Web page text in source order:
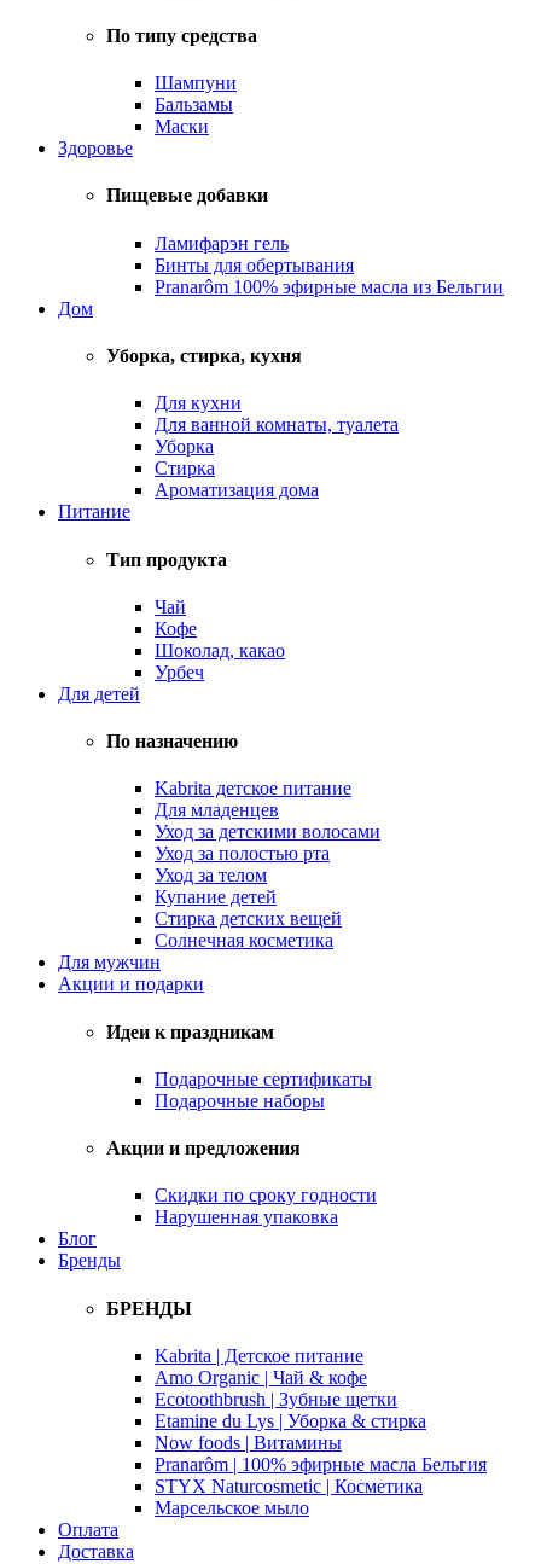
По типу средства
Шампуни
Бальзамы
Маски
Здоровье
Пищевые добавки
Ламифарэн гель
Бинты для обертывания
Pranarôm 100% эфирные масла из Бельгии
Дом
Уборка, стирка, кухня
Для кухни
Для ванной комнаты, туалета
Уборка
Стирка
Ароматизация дома
Питание
Тип продукта
Чай
Кофе
Шоколад, какао
Урбеч
Для детей
По назначению
Kabrita детское питание
Для младенцев
Уход за детскими волосами
Уход за полостью рта
Уход за телом
Купание детей
Стирка детских вещей
Солнечная косметика
Для мужчин
Акции и подарки
Идеи к праздникам
Подарочные сертификаты
Подарочные наборы
Акции и предложения
Скидки по сроку годности
Нарушенная упаковка
Блог
Бренды
БРЕНДЫ
Kabrita | Детское питание
Amo Organic | Чай & кофе
Ecotoothbrush | Зубные щетки
Etamine du Lys | Уборка & стирка
Now foods | Витамины
Pranarôm | 100% эфирные масла Бельгия
STYX Naturcosmetic | Косметика
Марсельское мыло
Оплата
Доставка